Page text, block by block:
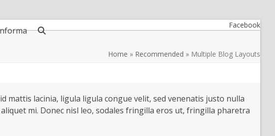
Facebook
Home » Recommended » Multiple Blog Layouts
mattis lacinia, ligula ligula congue velit, sed venenatis justo nulla
mi. Donec nisl leo, sodales fringilla eros ut, fringilla pharetra